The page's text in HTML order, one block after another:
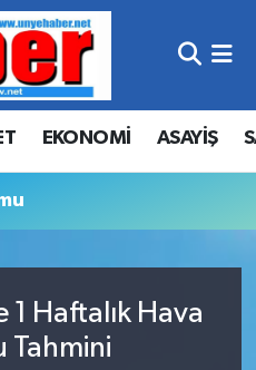
EKONOMİ ASAYİŞ
1 Haftalık Hava
Tahmini
ve Fikstür